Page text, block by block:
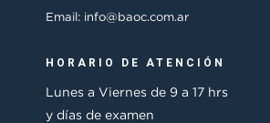
Email: info@baoc.com.ar
HORARIO DE ATENCIÓN
Lunes a Viernes de 9 a 17 hrs
y días de examen